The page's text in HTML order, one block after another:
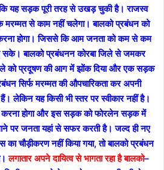
यह सड़क पूरी तरह से उखड़ चुकी है। राजस्व
मरम्मत से काम नहीं चलेगा। बालको प्रबंधन को
होगा। जिससे कि आम जनता को कम से कम
सके। बालको प्रबंधनन कोरबा जिले से जमकर
को प्रदूषण की आग में झोंक दिया और एक सड़क
सिर्फ मरम्मत की औपचारिकता कर अपनी
हैं। लेकिन यह किसी भी स्तर पर स्वीकार नहीं है।
करना होगा और इस सड़क को फोरलेन सड़क में
पर जनता यहां से सफर करती है। जल्द ही नए
चौड़ीकरण नहीं किया गया, तो बालको प्रबंधन
लगातार अपने दायित्व से भागता रहा है बालको–